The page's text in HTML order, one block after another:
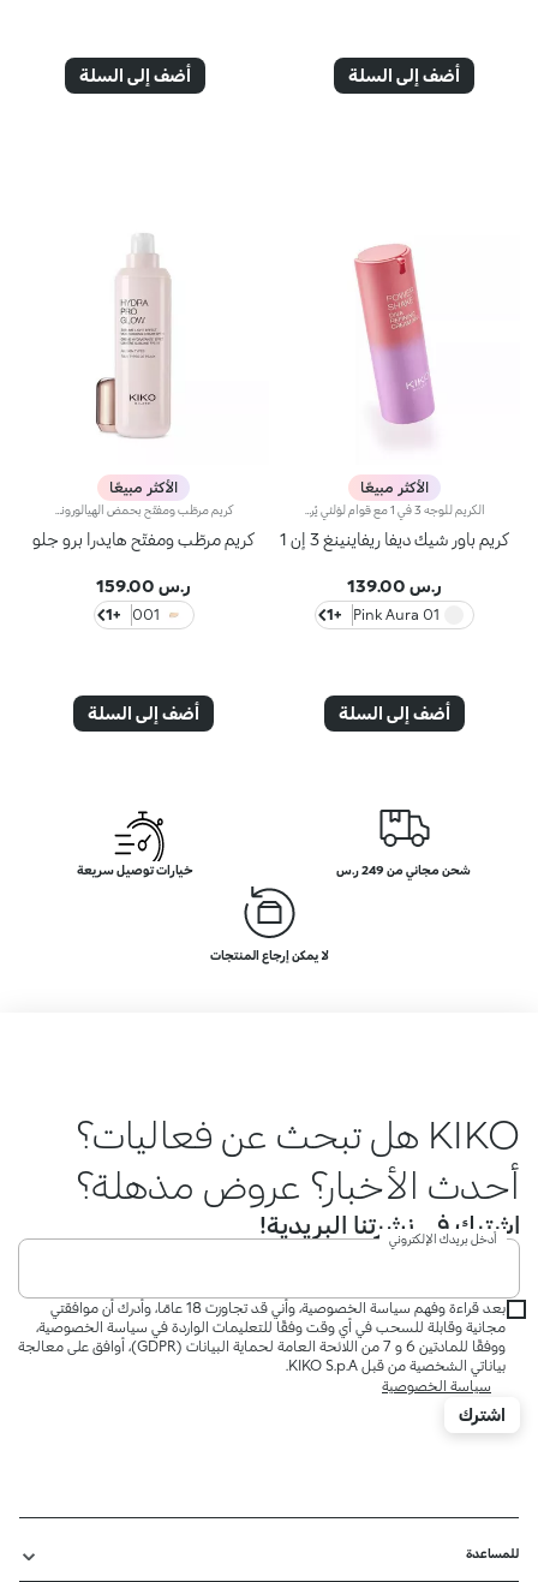
أضف إلى السلة أضف إلى السلة
الأكثر مبيعًا
كريم باور شيك ديفا ريفاينينغ 3 إن 1
ر.س 139.00
01 Pink Aura
+1
أضف إلى السلة
الأكثر مبيعًا
كريم مرطّب ومفتّح هايدرا برو جلو
ر.س 159.00
001
+1
أضف إلى السلة
شحن مجاني من 249 ر.س خيارات توصيل سريعة
لا يمكن إرجاع المنتجات
KIKO هل تبحث عن فعاليات؟
أحدث الأخبار؟ عروض مذهلة؟
اشترك في نشرتنا البريدية!
أدخل بريدك الإلكتروني
بعد قراءة وفهم سياسة الخصوصية، وأني قد تجاوزت 18 عامًا، وأدرك أن موافقتي
مجانية وقابلة للسحب في أي وقت وفقًا للتعليمات الواردة في سياسة الخصوصية،
ووفقًا للمادتين 6 و 7 من اللائحة العامة لحماية البيانات (GDPR)، أوافق على معالجة
بياناتي الشخصية من قبل KIKO S.p.A.
سياسة الخصوصية
اشترك
للمساعدة